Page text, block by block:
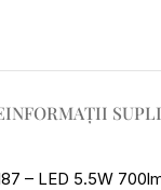
INFORMAȚII
– LED 5.5W